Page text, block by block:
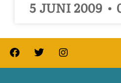
5 JUNI 2009